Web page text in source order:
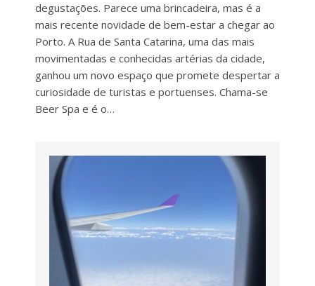
degustações. Parece uma brincadeira, mas é a
mais recente novidade de bem-estar a chegar ao
Porto. A Rua de Santa Catarina, uma das mais
movimentadas e conhecidas artérias da cidade,
ganhou um novo espaço que promete despertar a
curiosidade de turistas e portuenses. Chama-se
Beer Spa e é o…